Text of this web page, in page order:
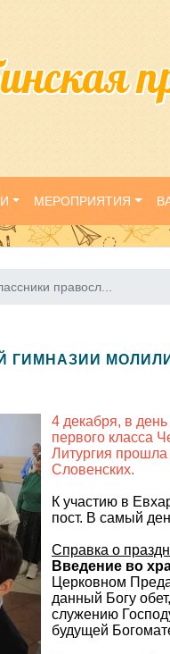
МЕРОПРИЯТИЯ
правосл...
ГИМНАЗИИ
4 декабря, в
первого класса
Литургия
Словенских.
К участию в
пост. В самый
Справка о
Введение во
Церковном
данный Богу
служению
будущей